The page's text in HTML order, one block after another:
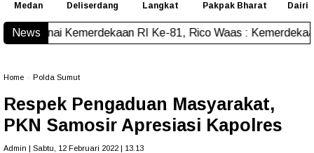
Medan Deliserdang Langkat Pakpak Bharat Dairi
NewsRI Ke-81, Rico Waas : Kemerdekaan Harus Dirasakan
Home Polda Sumut
Respek Pengaduan Masyarakat,
PKN Samosir Apresiasi Kapolres
Admin | Sabtu, 12 Februari 2022 | 13.13